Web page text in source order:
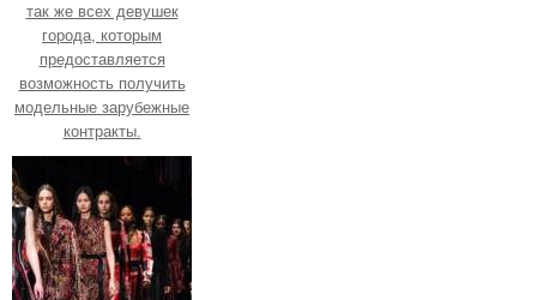
так же всех девушек
города, которым
предоставляется
возможность получить
модельные зарубежные
контракты.